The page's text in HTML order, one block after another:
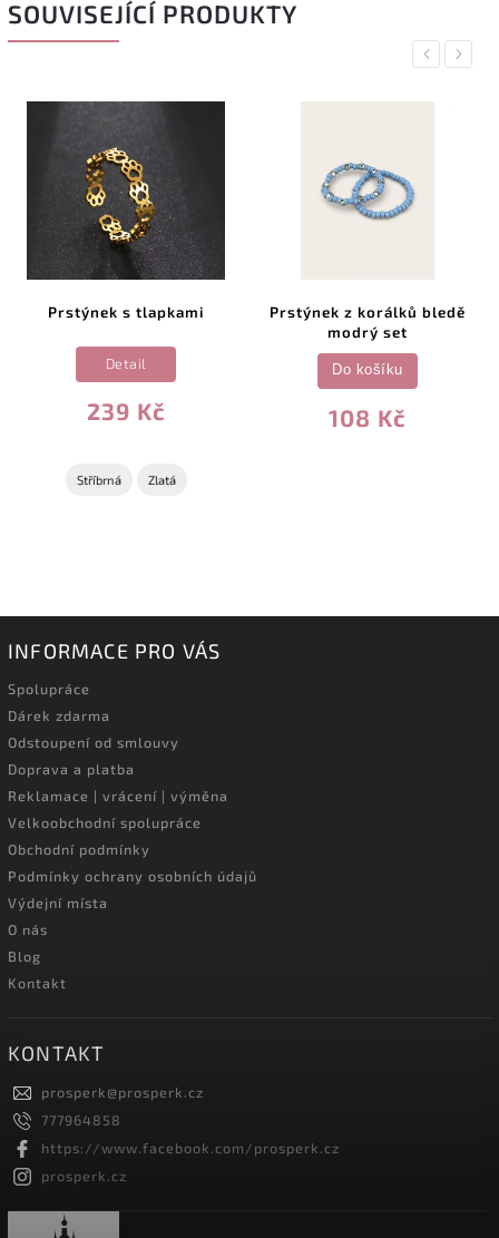
SOUVISEJÍCÍ PRODUKTY
Previous
Prstýnek s tlapkami
239 Kč
Detail
Stříbrná Zlatá
Prstýnek z korálků bledě
modrý set
108 Kč
Do košíku
Next
INFORMACE PRO VÁS
Spolupráce
Dárek zdarma
Odstoupení od smlouvy
Doprava a platba
Reklamace | vrácení | výměna
Velkoobchodní spolupráce
Obchodní podmínky
Podmínky ochrany osobních údajů
Výdejní místa
O nás
Blog
Kontakt
KONTAKT
prosperk@prosperk.cz
777964858
https://www.facebook.com/prosperk.cz
prosperk.cz